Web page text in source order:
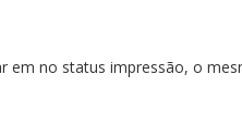
em no status impressão, o